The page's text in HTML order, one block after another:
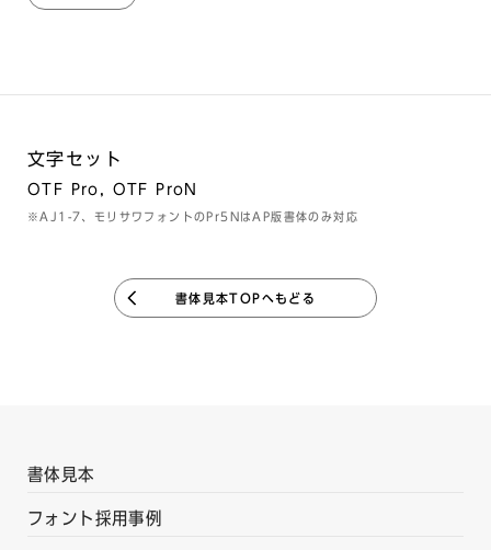
文字セット
OTF Pro, OTF ProN
※AJ1-7、モリサワフォントのPr5NはAP版書体のみ対応
書体見本TOPへもどる
書体見本
フォント採用事例